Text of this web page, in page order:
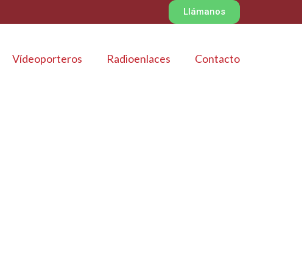
Llámanos
Vídeoporteros Radioenlaces Contacto